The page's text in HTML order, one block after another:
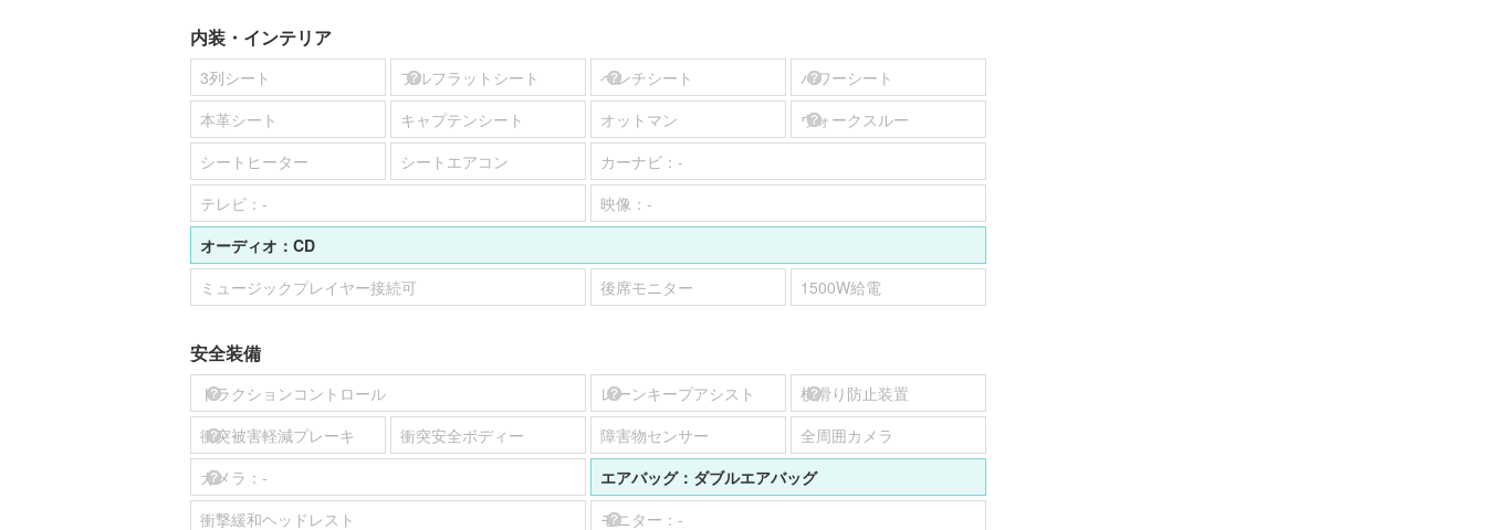
内装・インテリア
3列シート フルフラットシート ベンチシート
パワーシート
本革シート
キャプテンシート オットマン
ウォークスルー
シートヒーター
シートエアコン カーナビ： -
テレビ： - 映像： -
オーディオ： CD
ミュージックプレイヤー接続可
後席モニター 1500W給電
安全装備
トラクションコントロール レーンキープアシスト
横滑り防止装置
衝突被害軽減プレーキ
衝突安全ボディー 障害物センサー
全周囲カメラ
カメラ： - エアバッグ： ダブルエアバッグ
衝撃緩和ヘッドレスト
モニター： -